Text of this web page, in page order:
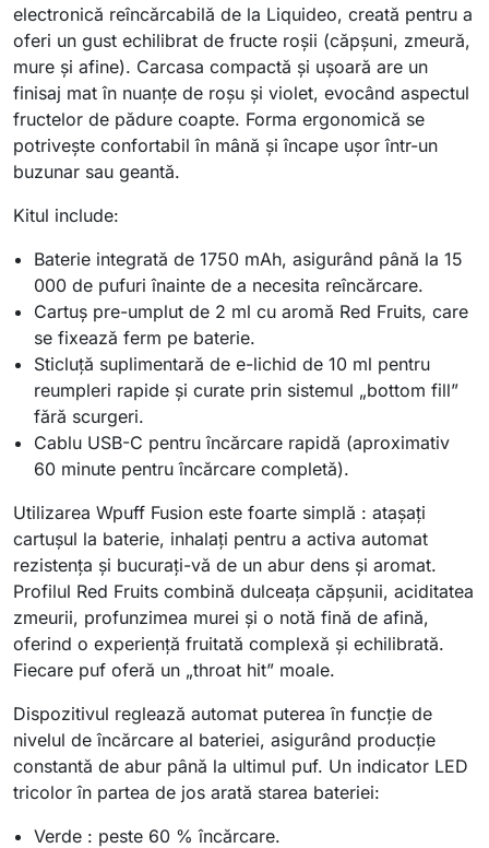
electronică reîncărcabilă de la Liquideo, creată pentru a
oferi un gust echilibrat de fructe roşii (căpşuni, zmeură,
mure şi afine). Carcasa compactă şi uşoară are un
finisaj mat în nuanţe de roşu şi violet, evocând aspectul
fructelor de pădure coapte. Forma ergonomică se
potriveşte confortabil în mână şi încape uşor într-un
buzunar sau geantă.
Kitul include:
Baterie integrată de 1750 mAh, asigurând până la 15
000 de pufuri înainte de a necesita reîncărcare.
Cartuş pre-umplut de 2 ml cu aromă Red Fruits, care
se fixează ferm pe baterie.
Sticluţă suplimentară de e-lichid de 10 ml pentru
reumpleri rapide şi curate prin sistemul „bottom fill”
fără scurgeri.
Cablu USB-C pentru încărcare rapidă (aproximativ
60 minute pentru încărcare completă).
Utilizarea Wpuff Fusion este foarte simplă : atașaţi
cartuşul la baterie, inhalaţi pentru a activa automat
rezistenţa şi bucuraţi-vă de un abur dens şi aromat.
Profilul Red Fruits combină dulceaţa căpşunii, aciditatea
zmeurii, profunzimea murei şi o notă fină de afină,
oferind o experienţă fruitată complexă şi echilibrată.
Fiecare puf oferă un „throat hit” moale.
Dispozitivul reglează automat puterea în funcţie de
nivelul de încărcare al bateriei, asigurând producţie
constantă de abur până la ultimul puf. Un indicator LED
tricolor în partea de jos arată starea bateriei:
Verde : peste 60 % încărcare.